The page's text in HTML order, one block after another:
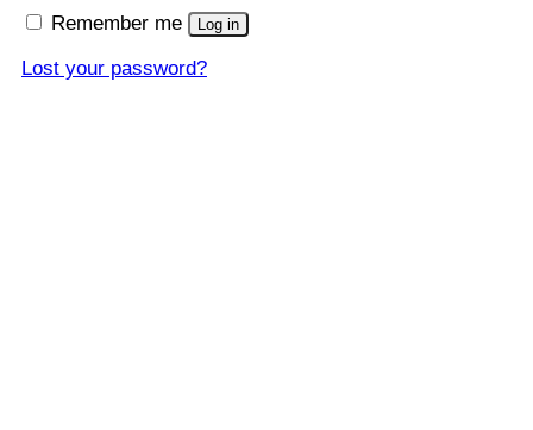
Remember me Log in
Lost your password?